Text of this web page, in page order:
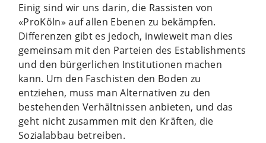
Einig sind wir uns darin, die Rassisten von
«ProKöln» auf allen Ebenen zu bekämpfen.
Differenzen gibt es jedoch, inwieweit man dies
gemeinsam mit den Parteien des Establishments
und den bürgerlichen Institutionen machen
kann. Um den Faschisten den Boden zu
entziehen, muss man Alternativen zu den
bestehenden Verhältnissen anbieten, und das
geht nicht zusammen mit den Kräften, die
Sozialabbau betreiben.